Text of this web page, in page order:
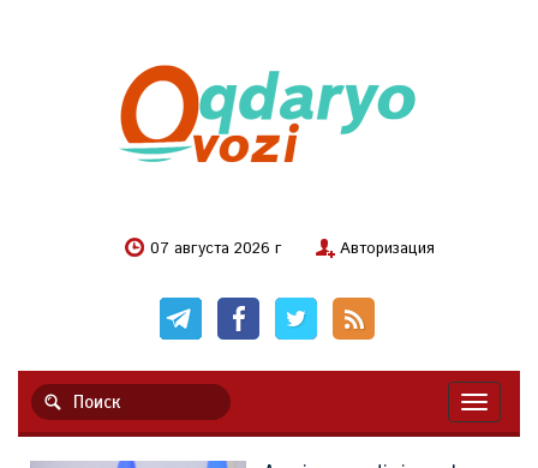
07 августа 2026 г Авторизация